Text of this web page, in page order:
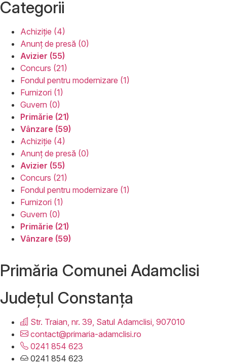
Categorii
Achiziție (4)
Anunț de presă (0)
Avizier (55)
Concurs (21)
Fondul pentru modernizare (1)
Furnizori (1)
Guvern (0)
Primărie (21)
Vânzare (59)
Achiziție (4)
Anunț de presă (0)
Avizier (55)
Concurs (21)
Fondul pentru modernizare (1)
Furnizori (1)
Guvern (0)
Primărie (21)
Vânzare (59)
Primăria Comunei Adamclisi
Județul Constanța
Str. Traian, nr. 39, Satul Adamclisi, 907010
contact@primaria-adamclisi.ro
0241 854 623
0241 854 623